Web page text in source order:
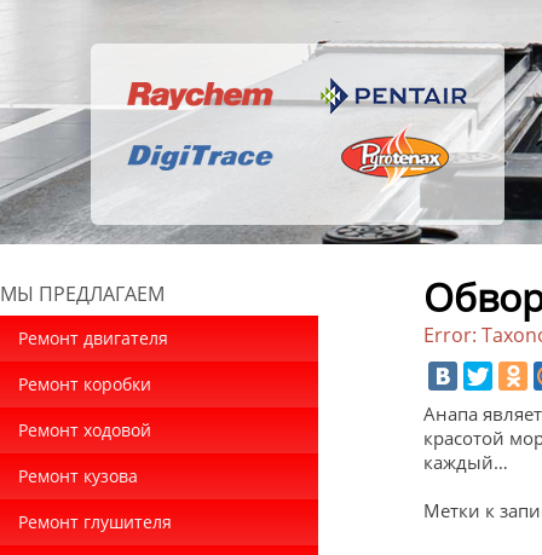
МЫ ПРЕДЛАГАЕМ
Ремонт двигателя
Ремонт коробки
Ремонт ходовой
Ремонт кузова
Ремонт глушителя
Error:
Анапа
красотой
каждый…
Метки к